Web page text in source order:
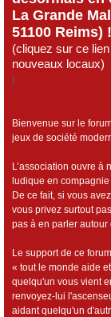
La Grande
51100 Reims)
(cliquez sur ce
nouveaux locaux)
)
Bienvenue sur le
jeux de société
L’association ouvre
ludique en
De ce fait, si vous
vous privez surtout
pas à en parler autour
Le support de ce
« tout le monde aide
quelqu'un vous vient
renvoyez-lui
aidant quelqu'un